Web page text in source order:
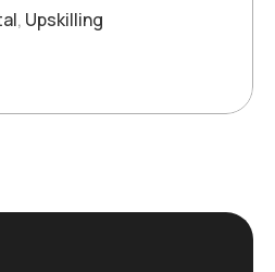
, Upskilling